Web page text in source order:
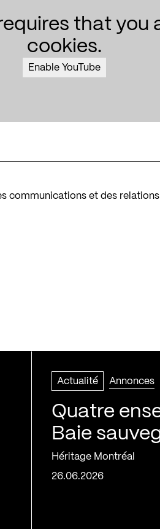
that you
cookies.
Enable YouTube
communications et des
Actualité Annonces
Quatre
Baie
Héritage Montréal
26.06.2026